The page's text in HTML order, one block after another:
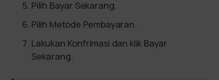
Pilih Bayar Sekarang.
Pilih Metode Pembayaran.
Lakukan Konfrimasi dan klik Bayar
Sekarang.